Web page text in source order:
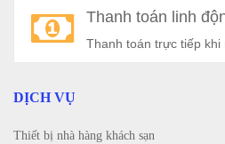
Thanh toán linh
Thanh toán trực tiếp khi
DỊCH VỤ
Thiết bị nhà hàng khách sạn